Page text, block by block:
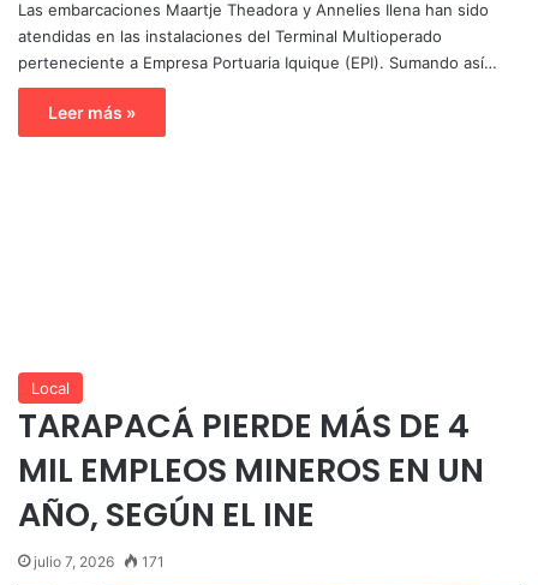
Las embarcaciones Maartje Theadora y Annelies Ilena han sido
atendidas en las instalaciones del Terminal Multioperado
perteneciente a Empresa Portuaria Iquique (EPI). Sumando así…
Leer más »
Local
TARAPACÁ PIERDE MÁS DE 4
MIL EMPLEOS MINEROS EN UN
AÑO, SEGÚN EL INE
julio 7, 2026 171